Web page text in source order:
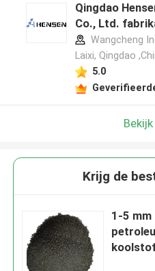
Qingdao
Co., Ltd.
Wangcheng
Laixi, Qingdao
5.0
Krijg de
1-5 mm